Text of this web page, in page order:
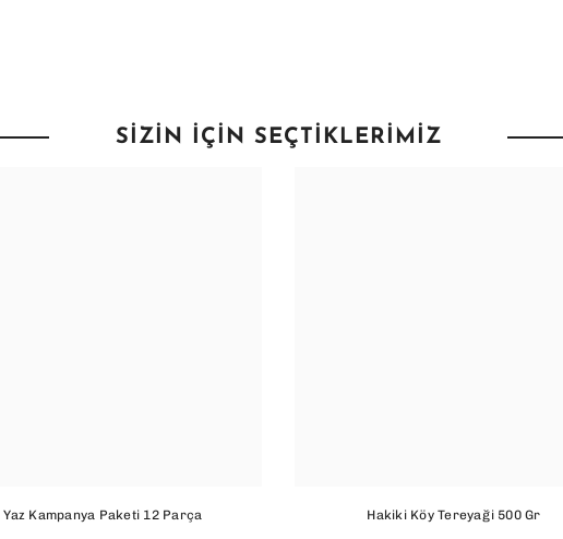
SIZIN İÇIN SEÇTIKLERIMIZ
Yaz Kampanya Paketi 12 Parça Hakiki Köy Tereyaği 500 Gr